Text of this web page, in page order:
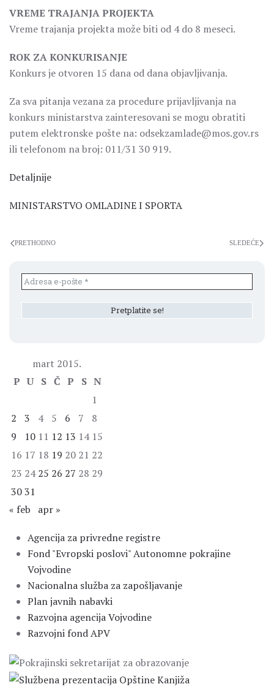
VREME TRAJANJA PROJEKTA
Vreme trajanja projekta može biti od 4 do 8 meseci.
ROK ZA KONKURISANJE
Konkurs je otvoren 15 dana od dana objavljivanja.
Za sva pitanja vezana za procedure prijavljivanja na
konkurs ministarstva zainteresovani se mogu obratiti
putem elektronske pošte na: odsekzamlade@mos.gov.rs
ili telefonom na broj: 011/31 30 919.
Detaljnije
MINISTARSTVO OMLADINE I SPORTA
PRETHODNO SLEDEĆE
mart 2015.
P U S Č P S N
1
2
3 4 5 6 7
8
9
10 11 12 13 14 15
16 17 18 19 20 21 22
23 24 25 26 27 28 29
3031
« feb
apr »
Agencija za privredne registre
Fond "Evropski poslovi" Autonomne pokrajine
Vojvodine
Nacionalna služba za zapošljavanje
Plan javnih nabavki
Razvojna agencija Vojvodine
Razvojni fond APV